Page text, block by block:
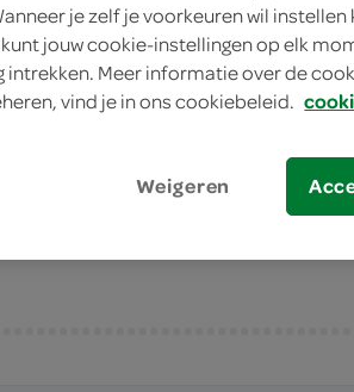
Let op: aanbiedingen zijn niet
in de winkelmand.
een wrap met romige avocado en ei
je zelf je voorkeuren wil instellen
kunt jouw cookie-instellingen op elk
Meer informatie over de
vind je in ons cookiebeleid.
Weigeren